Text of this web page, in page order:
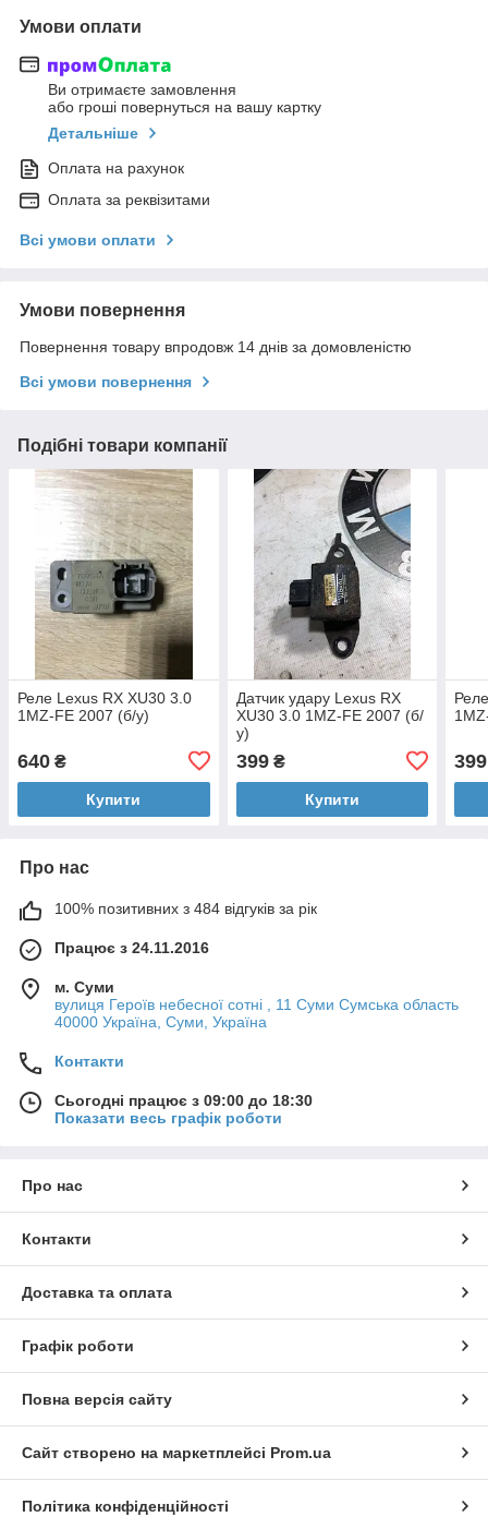
Умови оплати
Ви отримаєте замовлення
або гроші повернуться на вашу картку
Детальніше
Оплата на рахунок
Оплата за реквізитами
Всі умови оплати
Умови повернення
Повернення товару впродовж 14 днів за домовленістю
Всі умови повернення
Подібні товари компанії
Реле Lexus RX XU30 3.0
1MZ-FE 2007 (б/у)
640 ₴
Купити
Датчик удару Lexus RX
XU30 3.0 1MZ-FE 2007 (б/
у)
399₴
Купити
399
Про нас
100% позитивних з 484 відгуків за рік
Працює з 24.11.2016
м. Суми
вулиця Героїв небесної сотні , 11 Суми Сумська область
40000 Україна, Суми, Україна
Контакти
Сьогодні працює з 09:00 до 18:30
Показати весь графік роботи
Про нас
Контакти
Доставка та оплата
Графік роботи
Повна версія сайту
Сайт створено на маркетплейсі Prom.ua
Політика конфіденційності